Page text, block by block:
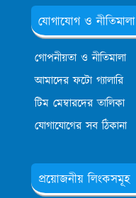
যোগাযোগ ও নীতিমালা
গোপনীয়তা ও নীতিমালা
আমাদের ফটো গ্যালারি
টিম মেম্বারদের তালিকা
যোগাযোগের সব ঠিকানা
প্রয়োজনীয় লিংকসমূহ